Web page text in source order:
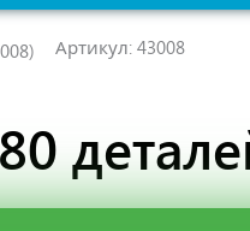
Артикул: 43008